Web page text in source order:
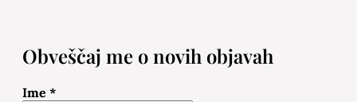
Obveščaj me o novih objavah
Ime *